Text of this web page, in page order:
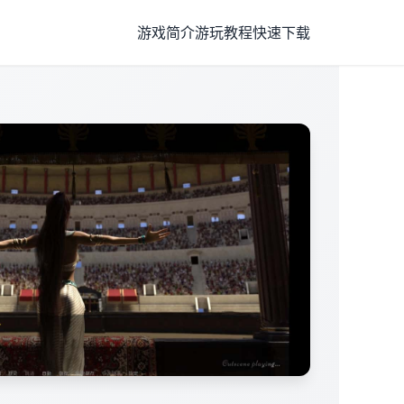
游戏简介游玩教程快速下载